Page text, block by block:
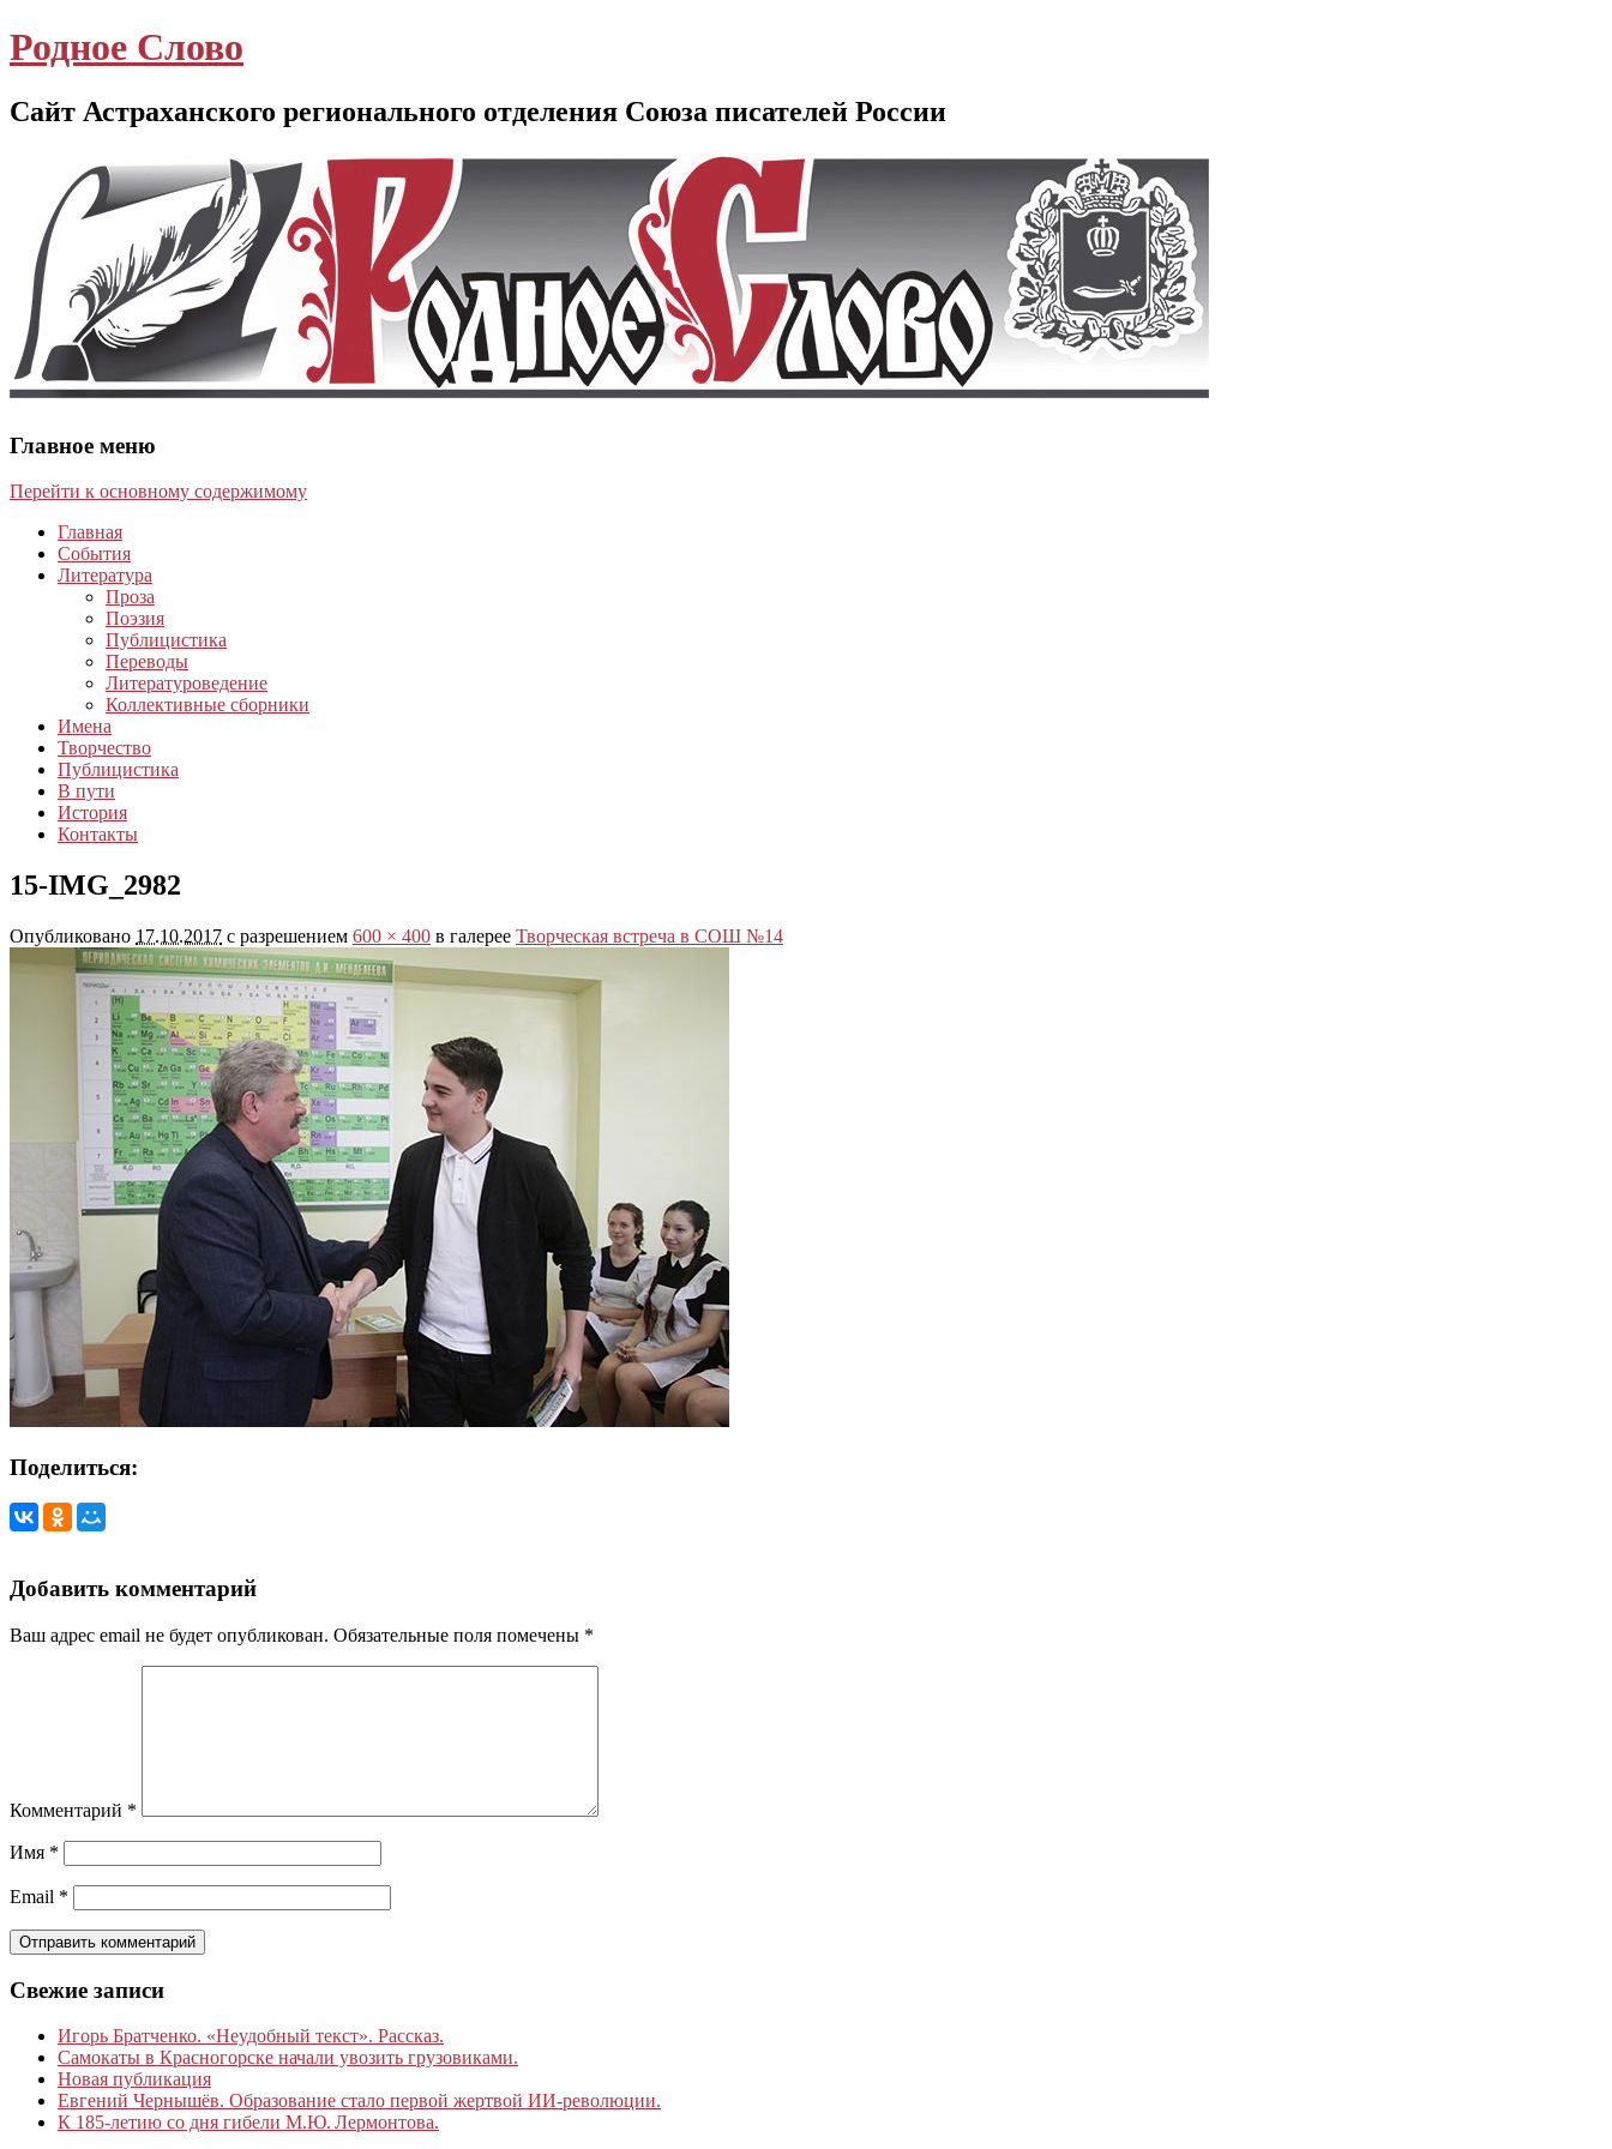
Родное Слово
Сайт Астраханского регионального отделения Союза писателей России
Главное меню
Перейти к основному содержимому
Главная
События
Литература
Проза
Поэзия
Публицистика
Переводы
Литературоведение
Коллективные сборники
Имена
Творчество
Публицистика
В пути
История
Контакты
15-IMG_2982
Опубликовано 17.10.2017 с разрешением 600 × 400 в галерее Творческая встреча в СОШ №14
Поделиться:
Добавить комментарий
Ваш адрес email не будет опубликован. Обязательные поля помечены *
Комментарий *
Имя *
Email *
Свежие записи
Игорь Братченко. «Неудобный текст». Рассказ.
Самокаты в Красногорске начали увозить грузовиками.
Новая публикация
Евгений Чернышёв. Образование стало первой жертвой ИИ-революции.
К 185‑летию со дня гибели М.Ю. Лермонтова.